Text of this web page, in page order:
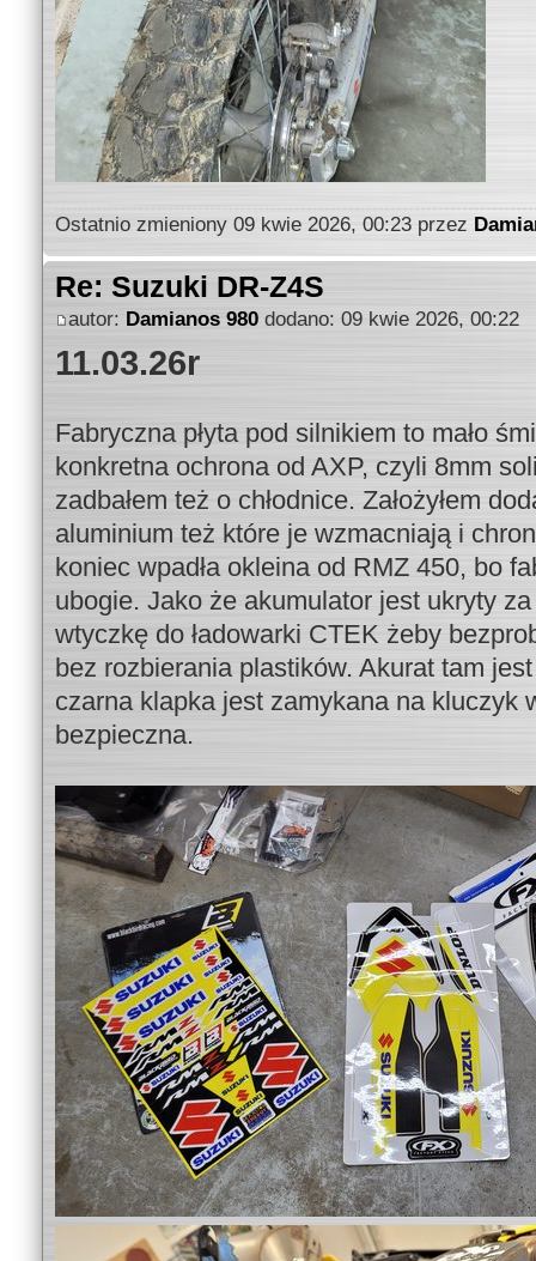
Ostatnio zmieniony 09 kwie 2026, 00:23 przez
Re: Suzuki DR-Z4S
autor: Damianos 980dodano: 09 kwie 2026, 00:22
11.03.26r
Fabryczna płyta pod silnikiem to mało
konkretna ochrona od AXP, czyli 8mm
zadbałem też o chłodnice. Założyłem
aluminium też które je wzmacniają i
koniec wpadła okleina od RMZ 450, bo
ubogie. Jako że akumulator jest ukryty za
wtyczkę do ładowarki CTEK żeby
bez rozbierania plastików. Akurat tam
czarna klapka jest zamykana na kluczyk
bezpieczna.